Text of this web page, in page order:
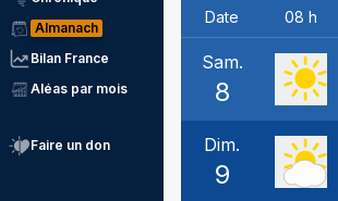
Almanach
Bilan France
Aléas par mois
Faire un don
Date 08 h
Sam.
8
Dim.
9